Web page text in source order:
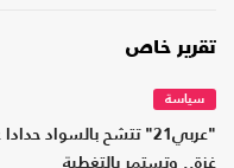
تقرير خاص
سياسة
"عربي21" تتشح بالسواد
غزة.. وتستمر بالتغطية